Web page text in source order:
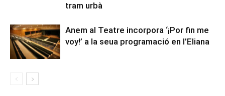
tram urbà
Anem al Teatre incorpora ‘¡Por fin me
voy!’ a la seua programació en l’Eliana